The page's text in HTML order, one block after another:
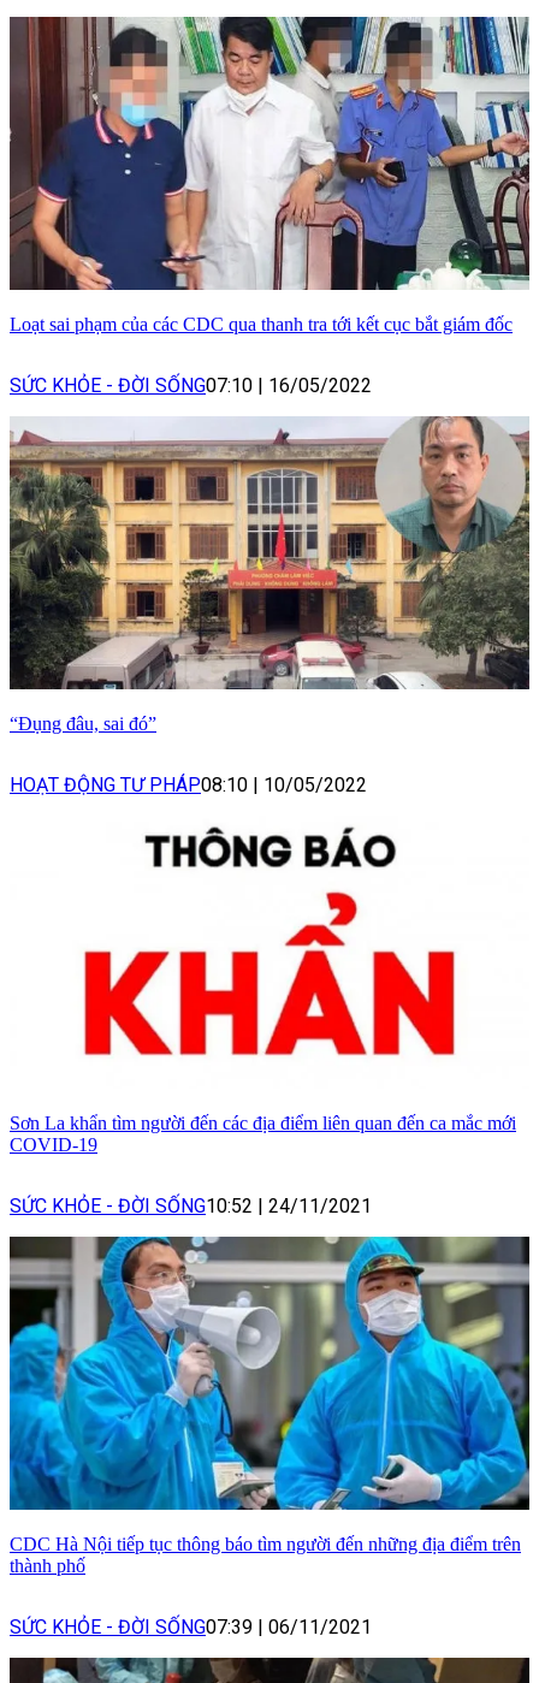
Loạt sai phạm của các CDC qua thanh tra tới kết cục bắt giám đốc
SỨC KHỎE - ĐỜI SỐNG07:10 16/05/2022
“Đụng đâu, sai đó”
HOẠT ĐỘNG TƯ PHÁP08:10 | 10/05/2022
Sơn La khẩn tìm người đến các địa điểm liên quan đến ca mắc mới
COVID-19
SỨC KHỎE - ĐỜI SỐNG10:52 | 24/11/2021
CDC Hà Nội tiếp tục thông báo tìm người đến những địa điểm trên
thành phố
SỨC KHỎE - ĐỜI SỐNG07:39 | 06/11/2021